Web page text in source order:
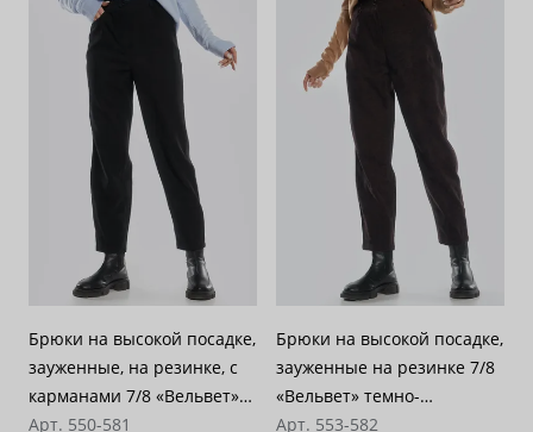
Брюки на высокой посадке,
зауженные, на резинке, с
карманами 7/8 «Вельвет»
черные
Арт. 550-581
Брюки на высокой посадке,
зауженные на резинке 7/8
«Вельвет» темно-
коричневые
Арт. 553-582